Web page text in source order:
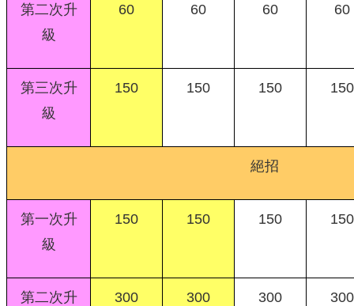
第二次升
級
60 60 60 60
第三次升
級
150 150 150 150
絕招
第一次升
級
150 150 150 150
第二次升
300 300 300 300